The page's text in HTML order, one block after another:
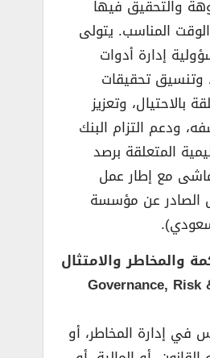
والتحقيق فيها
المناسب. يتولى
إدارة أدوات
وتنسيق تحقيقات
بالاحتيال، وتعزيز
ودعم التزام البنك
المتعلقة برصد
مع إطار عمل
الصادر عن مؤسسة
والمخاطر والامتثال
(Governance,
في إدارة المخاطر، أو